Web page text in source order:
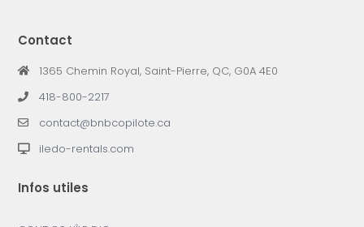
Contact
1365 Chemin Royal, Saint-Pierre, QC, G0A 4E0
418-800-2217
contact@bnbcopilote.ca
iledo-rentals.com
Infos utiles